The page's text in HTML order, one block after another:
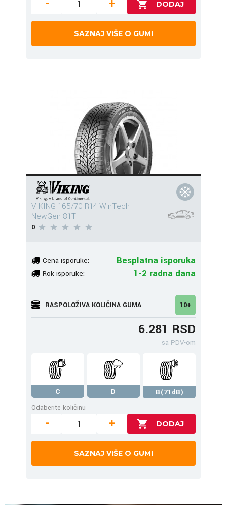
- +
SAZNAJ VIŠE O GUMI
VIKING 165/70 R14 WinTech
NewGen 81T
0
Cena isporuke: Besplatna isporuka
Rok isporuke: 1-2 radna dana
RASPOLOŽIVA KOLIČINA GUMA 10+
6.281 RSD
sa PDV-om
C D
B(71dB)
Odaberite količinu
- +
SAZNAJ VIŠE O GUMI